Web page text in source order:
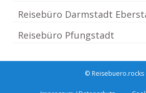
Reisebüro Darmstadt
Reisebüro Pfungstadt
© Reisebuero.rocks